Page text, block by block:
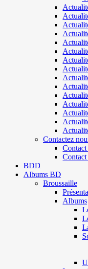
Contactez
Contact
BDD
Albums BD
Broussaille
Albums